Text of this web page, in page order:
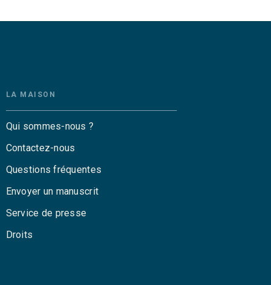
LA MAISON
Qui sommes-nous ?
Contactez-nous
Questions fréquentes
Envoyer un manuscrit
Service de presse
Droits